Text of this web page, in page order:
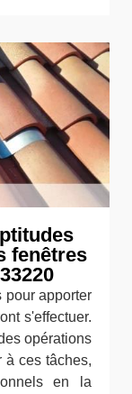
fenêtres
pour apporter
s'effectuer.
opérations
à ces tâches,
en la